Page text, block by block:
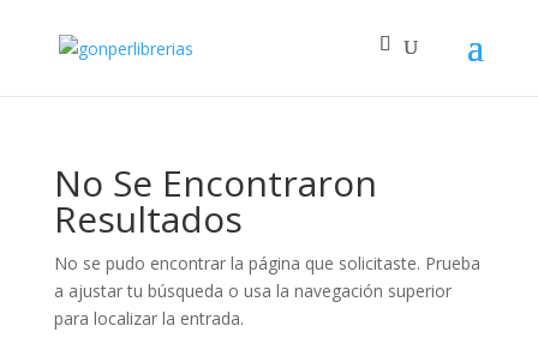
No Se Encontraron
Resultados
No se pudo encontrar la página que solicitaste. Prueba
a ajustar tu búsqueda o usa la navegación superior
para localizar la entrada.